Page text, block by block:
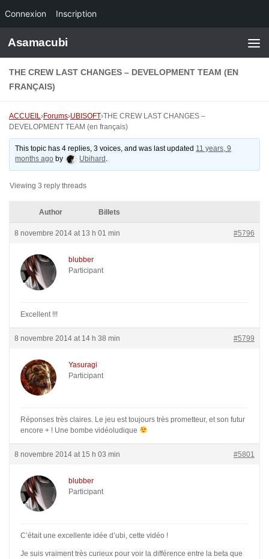
Connexion Inscription
Skip to content
Asamacubi
THE CREW LAST CHANGES – DEVELOPMENT TEAM (EN
FRANÇAIS)
ACCUEIL›Forums›UBISOFT›THE CREW LAST CHANGES –
DEVELOPMENT TEAM (en français)
This topic has 4 replies, 3 voices, and was last updated 11 years, 9
months ago by Ubihard .
Viewing 3 reply threads
Author Billets
8 novembre 2014 at 13 h 01 min #5796
blubber
Participant
Excellent !!!
8 novembre 2014 at 14 h 38 min #5799
Yasuragi
Participant
Réponses très claires. Le jeu est toujours très prometteur, et son futur
encore + ! Une bombe vidéoludique
8 novembre 2014 at 15 h 03 min #5801
blubber
Participant
C’était une excellente idée d’ubi, cette vidéo !
Je suis vraiment très curieux pour voir la différence entre la beta que